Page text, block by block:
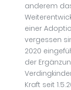
anderem
einer
vergessen
2020
der
Kraft seit